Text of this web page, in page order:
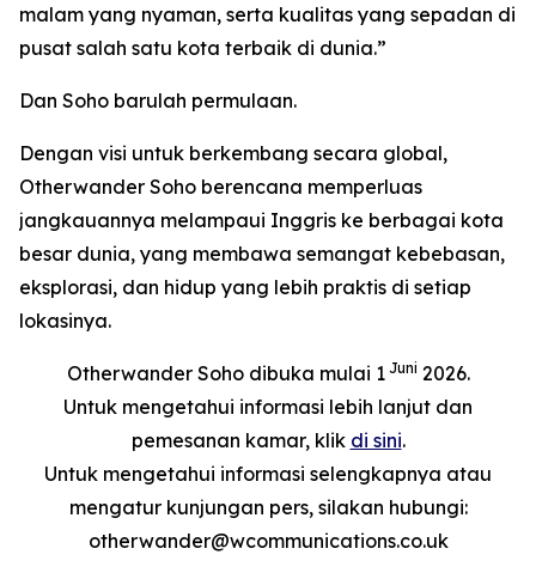
malam yang nyaman, serta kualitas yang sepadan di
pusat salah satu kota terbaik di dunia.”
Dan Soho barulah permulaan.
Dengan visi untuk berkembang secara global,
Otherwander Soho berencana memperluas
jangkauannya melampaui Inggris ke berbagai kota
besar dunia, yang membawa semangat kebebasan,
eksplorasi, dan hidup yang lebih praktis di setiap
lokasinya.
Otherwander Soho dibuka mulai 1 Juni 2026.
Untuk mengetahui informasi lebih lanjut dan
pemesanan kamar, klik di sini.
Untuk mengetahui informasi selengkapnya atau
mengatur kunjungan pers, silakan hubungi:
otherwander@wcommunications.co.uk